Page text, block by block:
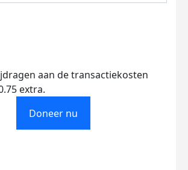
aan de transactiekosten
extra.
Doneer nu